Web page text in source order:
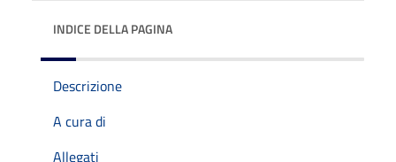
INDICE DELLA PAGINA
Descrizione
A cura di
Allegati